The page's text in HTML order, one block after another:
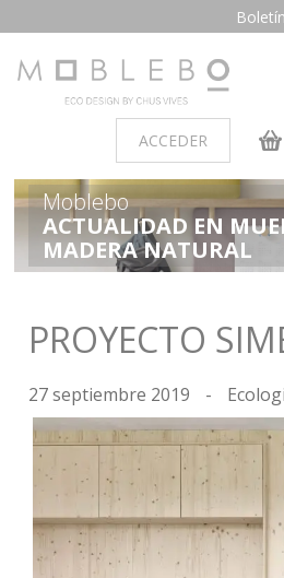
ACCEDER
PRODUCTOS POR
Auxiliares
madera
Salon
Moblebo
ACTUALIDAD EN
MADERA NATURAL
PROYECTO
27 septiembre 2019 -